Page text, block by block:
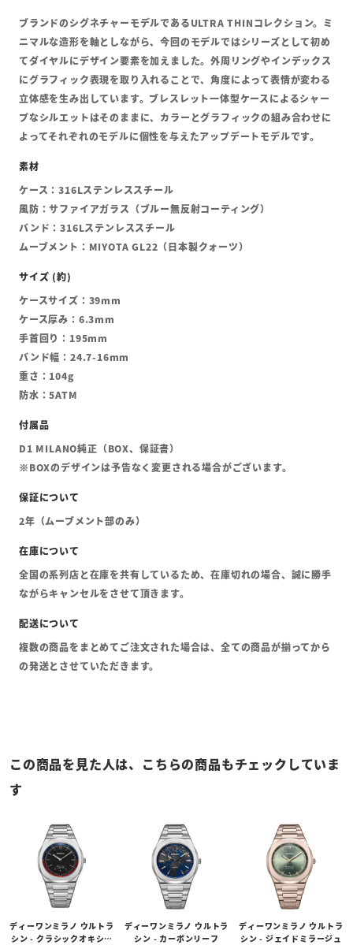
ブランドのシグネチャーモデルであるULTRA THINコレクション。ミ
ニマルな造形を軸としながら、今回のモデルではシリーズとして初め
てダイヤルにデザイン要素を加えました。外周リングやインデックス
にグラフィック表現を取り入れることで、角度によって表情が変わる
立体感を生み出しています。ブレスレット一体型ケースによるシャー
プなシルエットはそのままに、カラーとグラフィックの組み合わせに
よってそれぞれのモデルに個性を与えたアップデートモデルです。
ケース：316Lステンレススチール
風防：サファイアガラス（ブルー無反射コーティング）
バンド：316Lステンレススチール
ムーブメント：MIYOTA GL22（日本製クォーツ）
ケースサイズ：39mm
ケース厚み：6.3mm
手首回り：195mm
バンド幅：24.7-16mm
重さ：104g
防水：5ATM
D1 MILANO純正（BOX、保証書）
※BOXのデザインは予告なく変更される場合がございます。
2年（ムーブメント部のみ）
全国の系列店と在庫を共有しているため、在庫切れの場合、誠に勝手
ながらキャンセルをさせて頂きます。
複数の商品をまとめてご注文された場合は、全ての商品が揃ってから
の発送とさせていただきます。
この商品を見た人は、こちらの商品もチェックしていま
す
ディーワンミラノ ウルトラ
シン - クラシックオキシモ
ディーワンミラノ ウルトラ
シン - カーボンリーフ
ディーワンミラノ ウルトラ
シン - ジェイドミラージュ